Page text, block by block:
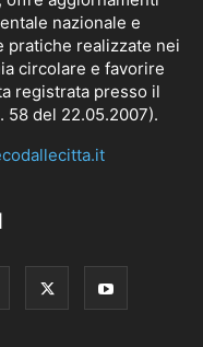
nazionale e
pratiche realizzate nei
circolare e favorire
registrata presso il
del 22.05.2007).